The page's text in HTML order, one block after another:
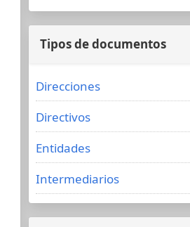
Tipos de documentos
Direcciones
Directivos
Entidades
Intermediarios